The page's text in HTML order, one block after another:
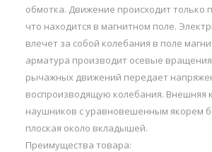
обмотка. Движение происходит только
что находится в магнитном поле.
влечет за собой колебания в поле
арматура производит осевые
рычажных движений передает
воспроизводящую колебания. Внешняя
наушников с уравновешенным якорем
плоская около вкладышей.
Преимущества товара: